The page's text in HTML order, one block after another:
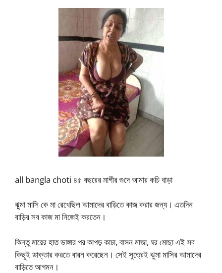
all bangla choti ৪৫ বছরের মাগীর গুদে আমার কচি বাড়া
ঝুমা মাসি কে মা রেখেছিল আমাদের বাড়িতে কাজ করার জন্য। এতদিন
বাড়ির সব কাজ মা নিজেই করতেন।
কিন্তু মায়ের হাত ভাঙ্গার পর কাপড় কাচা, বাসন মাজা, ঘর মোছা এই সব
কিছুই ডাক্তার করতে বারন করেছেন। সেই সুত্রেই ঝুমা মাসির আমাদের
বাড়িতে আগমন।